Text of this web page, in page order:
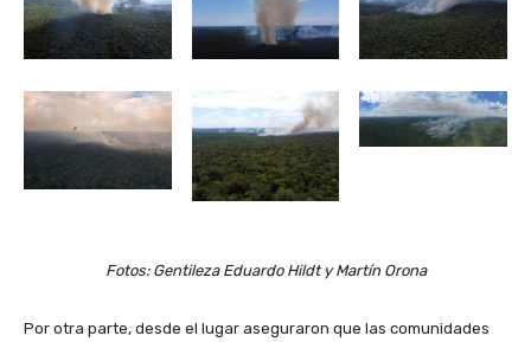
Fotos: Gentileza Eduardo Hildt y Martín Orona
Por otra parte, desde el lugar aseguraron que las comunidades